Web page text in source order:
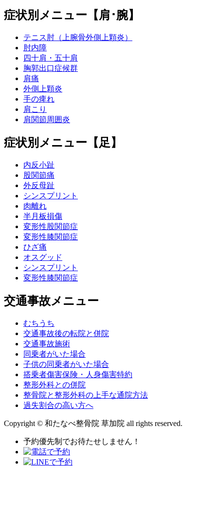
症状別メニュー【肩･腕】
テニス肘（上腕骨外側上顆炎）
肘内障
四十肩・五十肩
胸郭出口症候群
肩痛
外側上顆炎
手の痺れ
肩こり
肩関節周囲炎
症状別メニュー【足】
内反小趾
股関節痛
外反母趾
シンスプリント
肉離れ
半月板損傷
変形性股関節症
変形性膝関節症
ひざ痛
オスグッド
シンスプリント
変形性膝関節症
交通事故メニュー
むちうち
交通事故後の転院と併院
交通事故施術
同乗者がいた場合
子供の同乗者がいた場合
搭乗者傷害保険・人身傷害特約
整形外科との併院
整骨院と整形外科の上手な通院方法
過失割合の高い方へ
Copyright © 和たなべ整骨院 草加院 all rights reserved.
予約優先制でお待たせしません！